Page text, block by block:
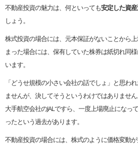
不動産投資の魅力は、何といっても安定した資
しょう。
株式投資の場合には、元本保証がないことから
まった場合には、保有していた株券は紙切れ同
います。
「どうせ規模の小さい会社の話でしょ」と思わ
ませんが、決してそうというわけではありません
大手航空会社のJALですら、一度上場廃止になっ
ったという過去があります。
不動産投資の場合には、株式のように価格変動